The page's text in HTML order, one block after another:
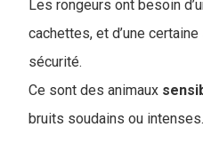
Les rongeurs ont besoin
cachettes, et d’une
sécurité.
Ce sont des animaux
bruits soudains ou intenses.